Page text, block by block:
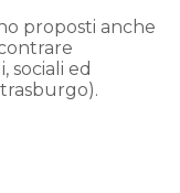
proposti anche
sociali ed